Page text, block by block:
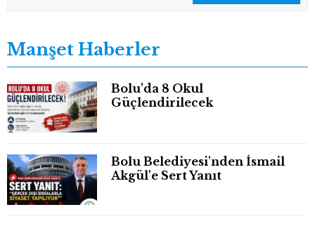
Manşet Haberler
Bolu'da 8 Okul
Güçlendirilecek
Bolu Belediyesi'nden İsmail
Akgül'e Sert Yanıt